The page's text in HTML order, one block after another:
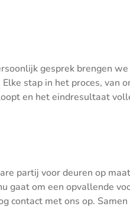
gesprek brengen
stap in het proces,
en het eindresultaat
partij voor deuren op
gaat om een opvallende
contact met ons op.